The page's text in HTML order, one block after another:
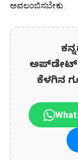
ಅವಲಂಬಿಸಬೇಕು.
ಅಪ್‌ಡೇಟ್‌
ಕೆಳಗಿನ